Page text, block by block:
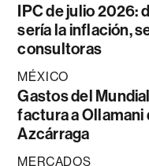
IPC de julio 2026:
sería la inflación,
consultoras
MÉXICO
Gastos del
factura a Ollamani
Azcárraga
MERCADOS